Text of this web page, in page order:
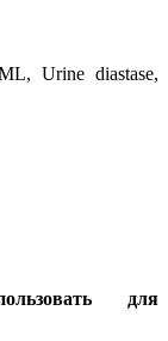
Urine diastase,
для